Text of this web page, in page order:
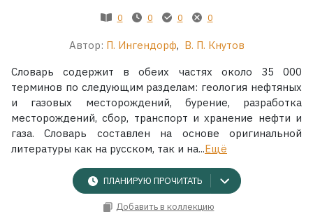
0 0 0 0
Автор: П. Ингендорф, В. П. Кнутов
Словарь содержит в обеих частях около 35 000
терминов по следующим разделам: геология нефтяных
и газовых месторождений, бурение, разработка
месторождений, сбор, транспорт и хранение нефти и
газа. Словарь составлен на основе оригинальной
литературы как на русском, так и на...Ещё
ПЛАНИРУЮ ПРОЧИТАТЬ
Добавить в коллекцию